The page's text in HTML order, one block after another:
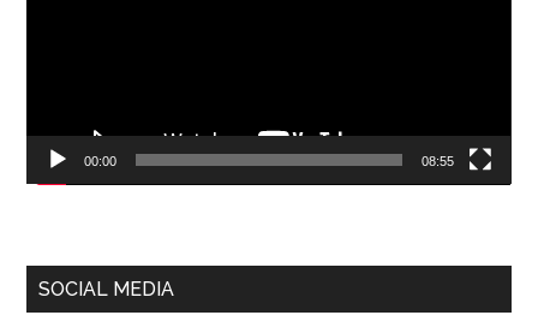
00:00 08:55
SOCIAL MEDIA